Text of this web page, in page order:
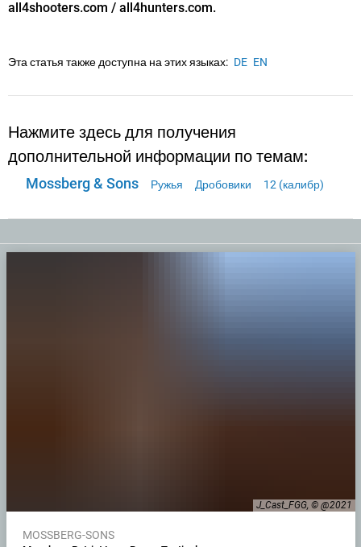
all4shooters.com / all4hunters.com.
Эта статья также доступна на этих языках: DE EN
Нажмите здесь для получения
дополнительной информации по темам:
Mossberg & Sons Ружья Дробовики 12 (калибр)
J_Cast_FGG, © @2021
MOSSBERG-SONS